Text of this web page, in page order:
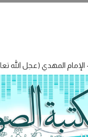
الإمام المهدي (عجل الله